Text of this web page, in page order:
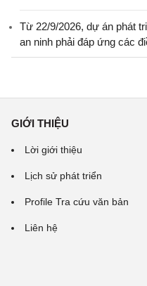
Từ 22/9/2026, dự án phát
an ninh phải đáp ứng các
GIỚI THIỆU
Lời giới thiệu
Lịch sử phát triển
Profile Tra cứu văn bản
Liên hệ